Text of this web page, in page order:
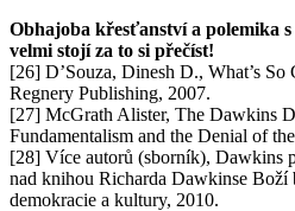
Obhajoba křesťanství a polemika
velmi stojí za to si přečíst!
[26] D’Souza, Dinesh D., What’s
Regnery Publishing, 2007.
[27] McGrath Alister, The Dawkins
Fundamentalism and the Denial of
[28] Více autorů (sborník), Dawkins
nad knihou Richarda Dawkinse Boží
demokracie a kultury, 2010.